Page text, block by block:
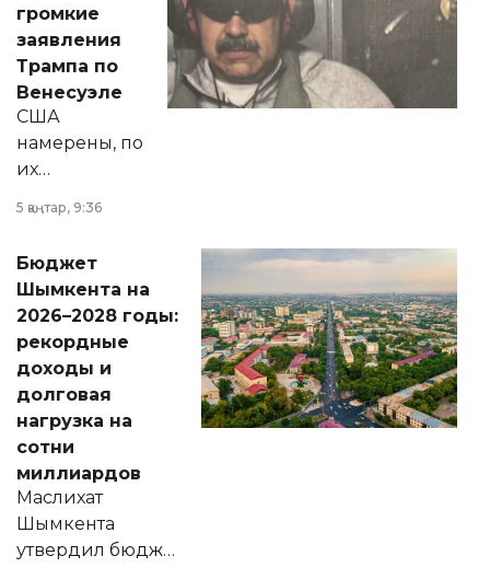
вопросов армии,
экономики и
личного здоровья.
громкие
заявления
Трампа по
Венесуэле
США
намерены, по
их
принести
народу
Венесуэлы.
5 қаңтар, 9:36
Бюджет
Шымкента на
2026–2028 годы:
рекордные
доходы и
долговая
нагрузка на
сотни
миллиардов
Маслихат
Шымкента
утвердил бюджет